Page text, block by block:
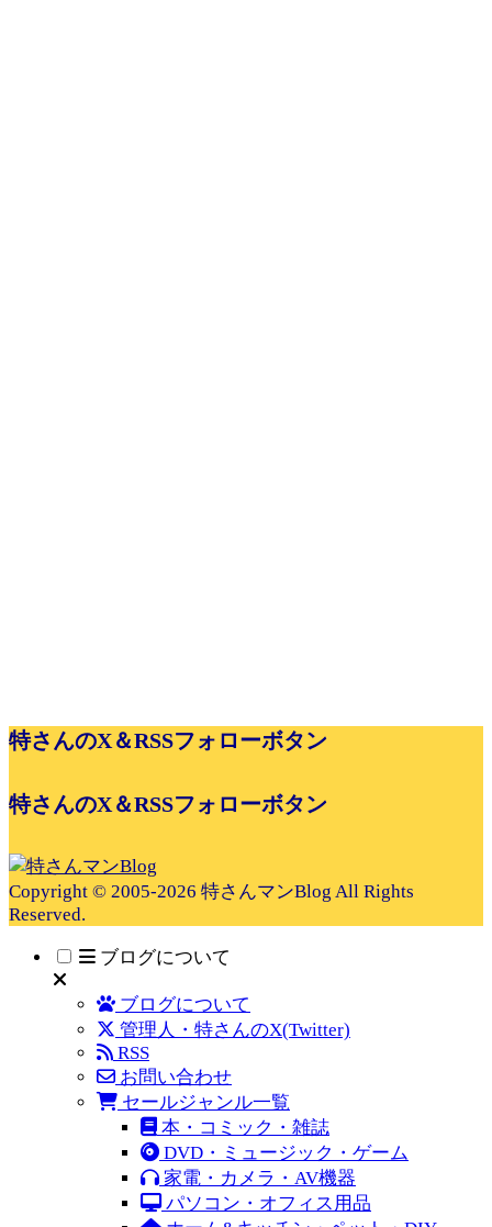
特さんのX＆RSSフォローボタン
特さんのX＆RSSフォローボタン
Copyright © 2005-2026 特さんマンBlog All Rights
Reserved.
ブログについて
ブログについて
管理人・特さんのX(Twitter)
RSS
お問い合わせ
セールジャンル一覧
本・コミック・雑誌
DVD・ミュージック・ゲーム
家電・カメラ・AV機器
パソコン・オフィス用品